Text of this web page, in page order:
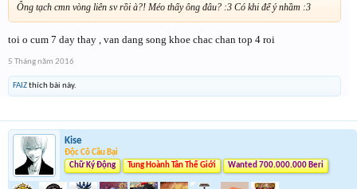
Ông tạch cmn vòng liên sv rồi à?! Méo thấy ông đâu? :3 Có khi để ý nhầm :3
toi o cum 7 day thay , van dang song khoe chac chan top 4 roi
5 Tháng năm 2016
FAIZthích bài này.
Kise
Độc Cô Cầu Bại
Chữ Ký Động
Tung Hoành Tân Thế Giới Wanted 700.000.000 Beri